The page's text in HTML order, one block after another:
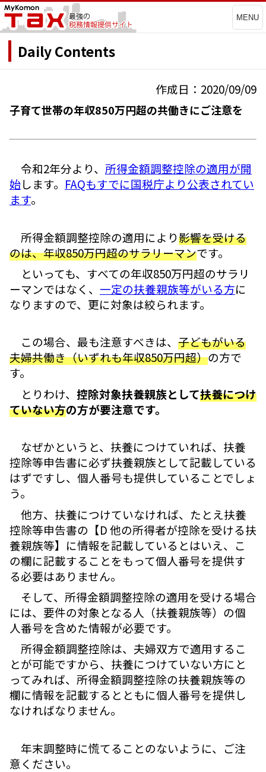
MENU
Daily Contents
作成日：2020/09/09
子育て世帯の年収850万円超の共働きにご注意を
令和2年分より、 所得金額調整控除の適用が開
始します。 FAQもすでに国税庁より公表されてい
ます。
所得金額調整控除の適用により影響を受ける
のは、年収850万円超のサラリーマンです。
といっても、すべての年収850万円超のサラリ
ーマンではなく、 一定の扶養親族等がいる方に
なりますので、更に対象は絞られます。
この場合、最も注意すべきは、 子どもがいる
夫婦共働き（いずれも年収850万円超）の方で
す。
とりわけ、 控除対象扶養親族として扶養につけ
ていない方の方が要注意です。
なぜかというと、扶養につけていれば、扶養
控除等申告書に必ず扶養親族として記載している
はずですし、個人番号も提供していることでしょ
う。
他方、扶養につけていなければ、たとえ扶養
控除等申告書の【D 他の所得者が控除を受ける扶
養親族等】に情報を記載しているとはいえ、こ
の欄に記載することをもって個人番号を提供す
る必要はありません。
そして、所得金額調整控除の適用を受ける場合
には、要件の対象となる人（扶養親族等）の個
人番号を含めた情報が必要です。
所得金額調整控除は、夫婦双方で適用するこ
とが可能ですから、扶養につけていない方にと
ってみれば、所得金額調整控除の扶養親族等の
欄に情報を記載するとともに個人番号を提供し
なければなりません。
年末調整時に慌てることのないように、ご注
意ください。